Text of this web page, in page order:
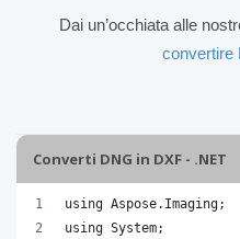
Dai un’occhiata alle
convertire
Converti DNG in DXF - .NET